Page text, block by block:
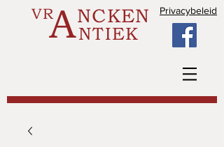
VRANTIEK
Privacybeleid
NCKEN